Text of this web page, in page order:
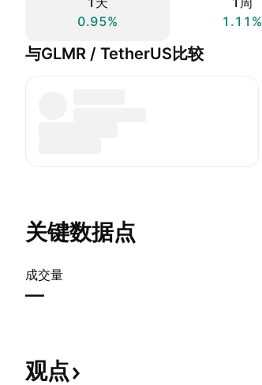
0.95%
1.11%
与GLMR / TetherUS比较
关键数据点
成交量
—
观点